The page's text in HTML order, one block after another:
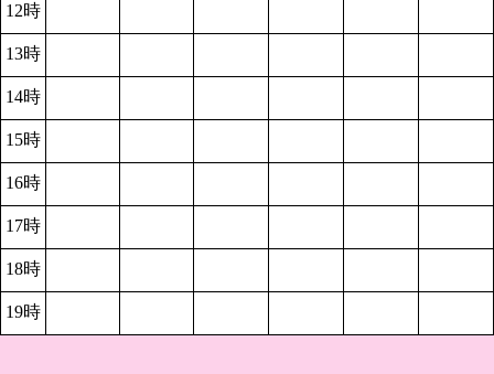
12時
13時
14時
15時
16時
17時
18時
19時